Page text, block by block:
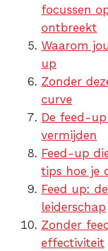
focussen
ontbreekt
Waarom
up
Zonder
curve
De feed-
vermijden
Feed-up
tips hoe je
Feed up:
leiderschap
Zonder
effectiviteit